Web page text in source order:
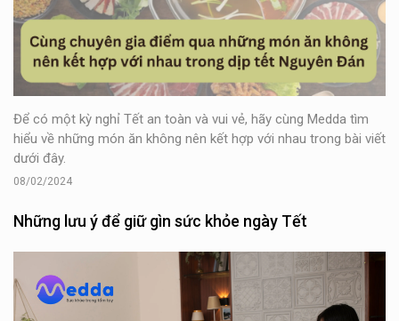
Để có một kỳ nghỉ Tết an toàn và vui vẻ, hãy cùng Medda tìm
hiểu về những món ăn không nên kết hợp với nhau trong bài viết
dưới đây.
08/02/2024
Những lưu ý để giữ gìn sức khỏe ngày Tết